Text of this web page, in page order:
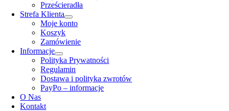
Prześcieradła
Strefa Klienta
Moje konto
Koszyk
Zamówienie
Informacje
Polityka Prywatności
Regulamin
Dostawa i polityka zwrotów
PayPo – informacje
O Nas
Kontakt